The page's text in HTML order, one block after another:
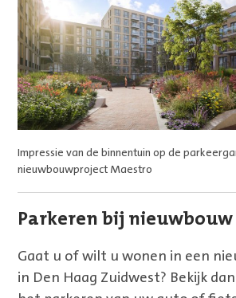
Impressie van de binnentuin op de
nieuwbouwproject Maestro
Parkeren bij nieuwbouw
Gaat u of wilt u wonen in een
in Den Haag Zuidwest? Bekijk